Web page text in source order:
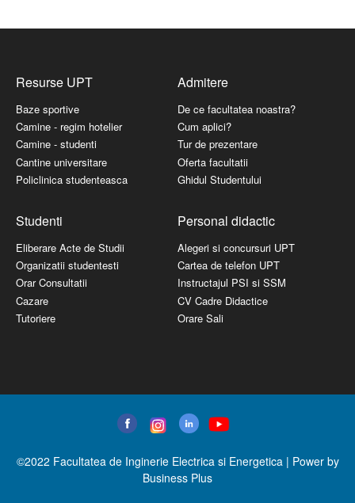
Resurse UPT
Baze sportive
Camine - regim hotelier
Camine - studenti
Cantine universitare
Policlinica studenteasca
Admitere
De ce facultatea noastra?
Cum aplici?
Tur de prezentare
Oferta facultatii
Ghidul Studentului
Studenti
Eliberare Acte de Studii
Organizatii studentesti
Orar Consultatii
Cazare
Tutoriere
Personal didactic
Alegeri si concursuri UPT
Cartea de telefon UPT
Instructajul PSI si SSM
CV Cadre Didactice
Orare Sali
©2022 Facultatea de Inginerie Electrica si Energetica | Power by
Business Plus